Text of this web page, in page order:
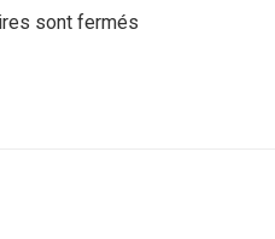
sont fermés